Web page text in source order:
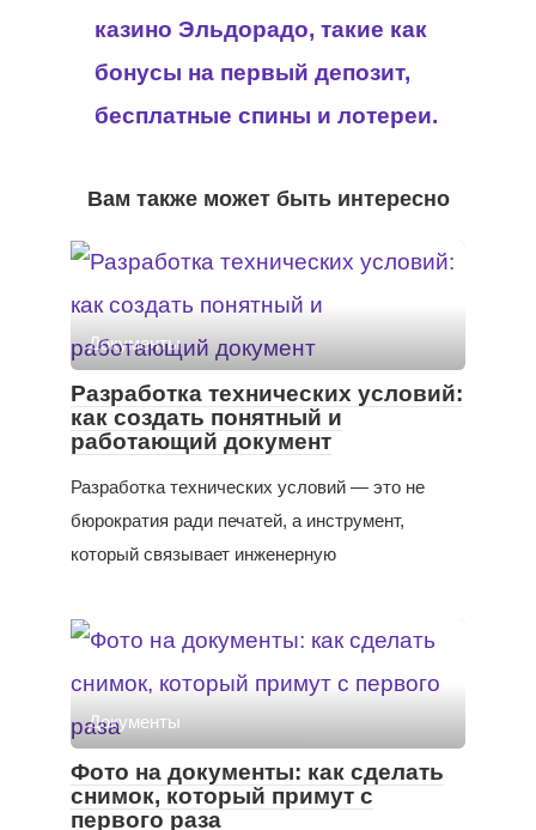
казино Эльдорадо, такие как
бонусы на первый депозит,
бесплатные спины и лотереи.
Вам также может быть интересно
Документы
Разработка технических условий:
как создать понятный и
работающий документ
Разработка технических условий — это не
бюрократия ради печатей, а инструмент,
который связывает инженерную
Документы
Фото на документы: как сделать
снимок, который примут с
первого раза